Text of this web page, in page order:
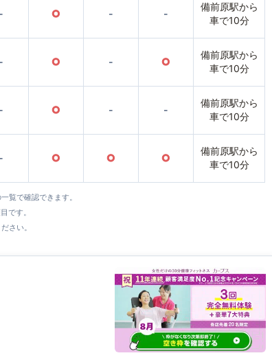
- ○ - -
備前原駅から
車で10分
- ○ - ○
備前原駅から
車で10分
- ○ - -
備前原駅から
車で10分
- ○ ○ ○
備前原駅から
車で10分
覧で確認できます。
です。
さい。